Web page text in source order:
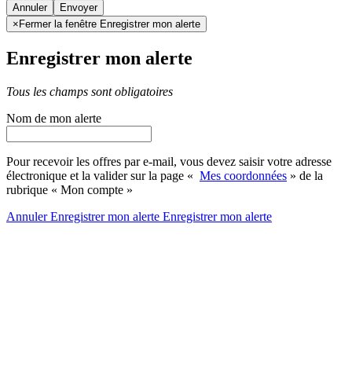
Annuler
× Fermer la fenêtre Enregistrer mon alerte
Enregistrer mon alerte
Tous les champs sont obligatoires
Nom de mon alerte
Pour recevoir les offres par e-mail, vous devez saisir votre adresse
électronique et la valider sur la page « Mes coordonnées » de la
rubrique « Mon compte »
AnnulerEnregistrer mon alerte Enregistrermon alerte